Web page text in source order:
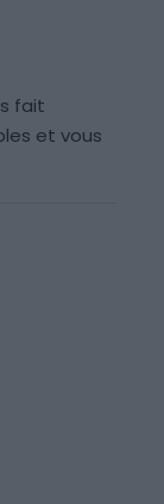
fait
et vous